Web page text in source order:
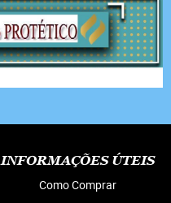
INFORMAÇÕES ÚTEIS
Como Comprar